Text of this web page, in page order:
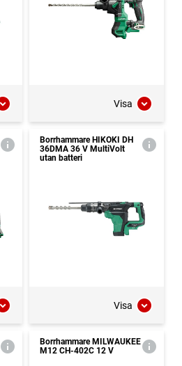
Visa
Borrhammare HIKOKI DH
36DMA 36 V MultiVolt
utan batteri
Visa
Borrhammare MILWAUKEE
M12 CH-402C 12 V